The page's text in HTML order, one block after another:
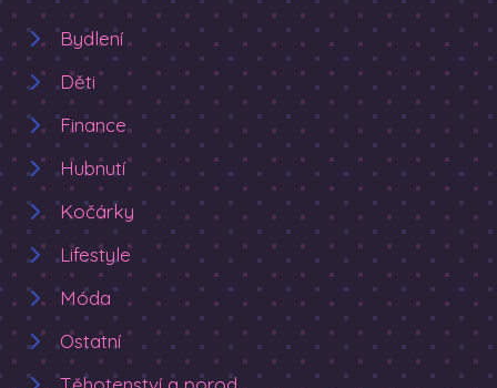
Bydlení
Děti
Finance
Hubnutí
Kočárky
Lifestyle
Móda
Ostatní